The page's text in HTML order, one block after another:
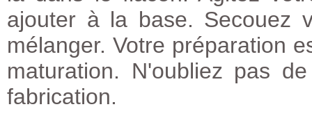
ajouter à la base. Secouez
mélanger. Votre préparation
maturation. N'oubliez pas
fabrication.